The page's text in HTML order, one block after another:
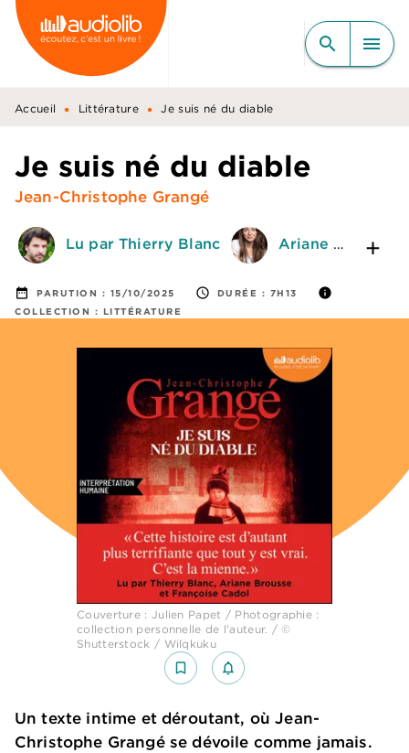
MENU RECHERCHE
CONTENU
PIED DE PAGE
search menu
Accueil • Littérature • Je suis né du diable
Je suis né du diable
Jean-Christophe Grangé
Lu par Thierry Blanc Ariane Brousse
date_range PARUTION : 15/10/2025 access_time DURÉE : 7H13 info
COLLECTION : LITTÉRATURE
Couverture : Julien Papet / Photographie :
collection personnelle de l’auteur. / ©
Shutterstock / Wilqkuku
bookmark_border notifications_none_outlined
Un texte intime et déroutant, où Jean-
Christophe Grangé se dévoile comme jamais.